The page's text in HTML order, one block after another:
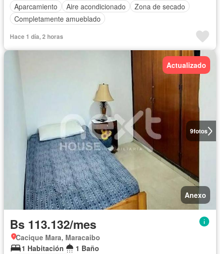
Aparcamiento
Aire acondicionado
Zona de secado
Completamente amueblado
Hace 1 día, 2 horas
9fotos
Actualizado
Anexo
Bs 113.132/mes
Cacique Mara, Maracaibo
1 Habitación
1 Baño